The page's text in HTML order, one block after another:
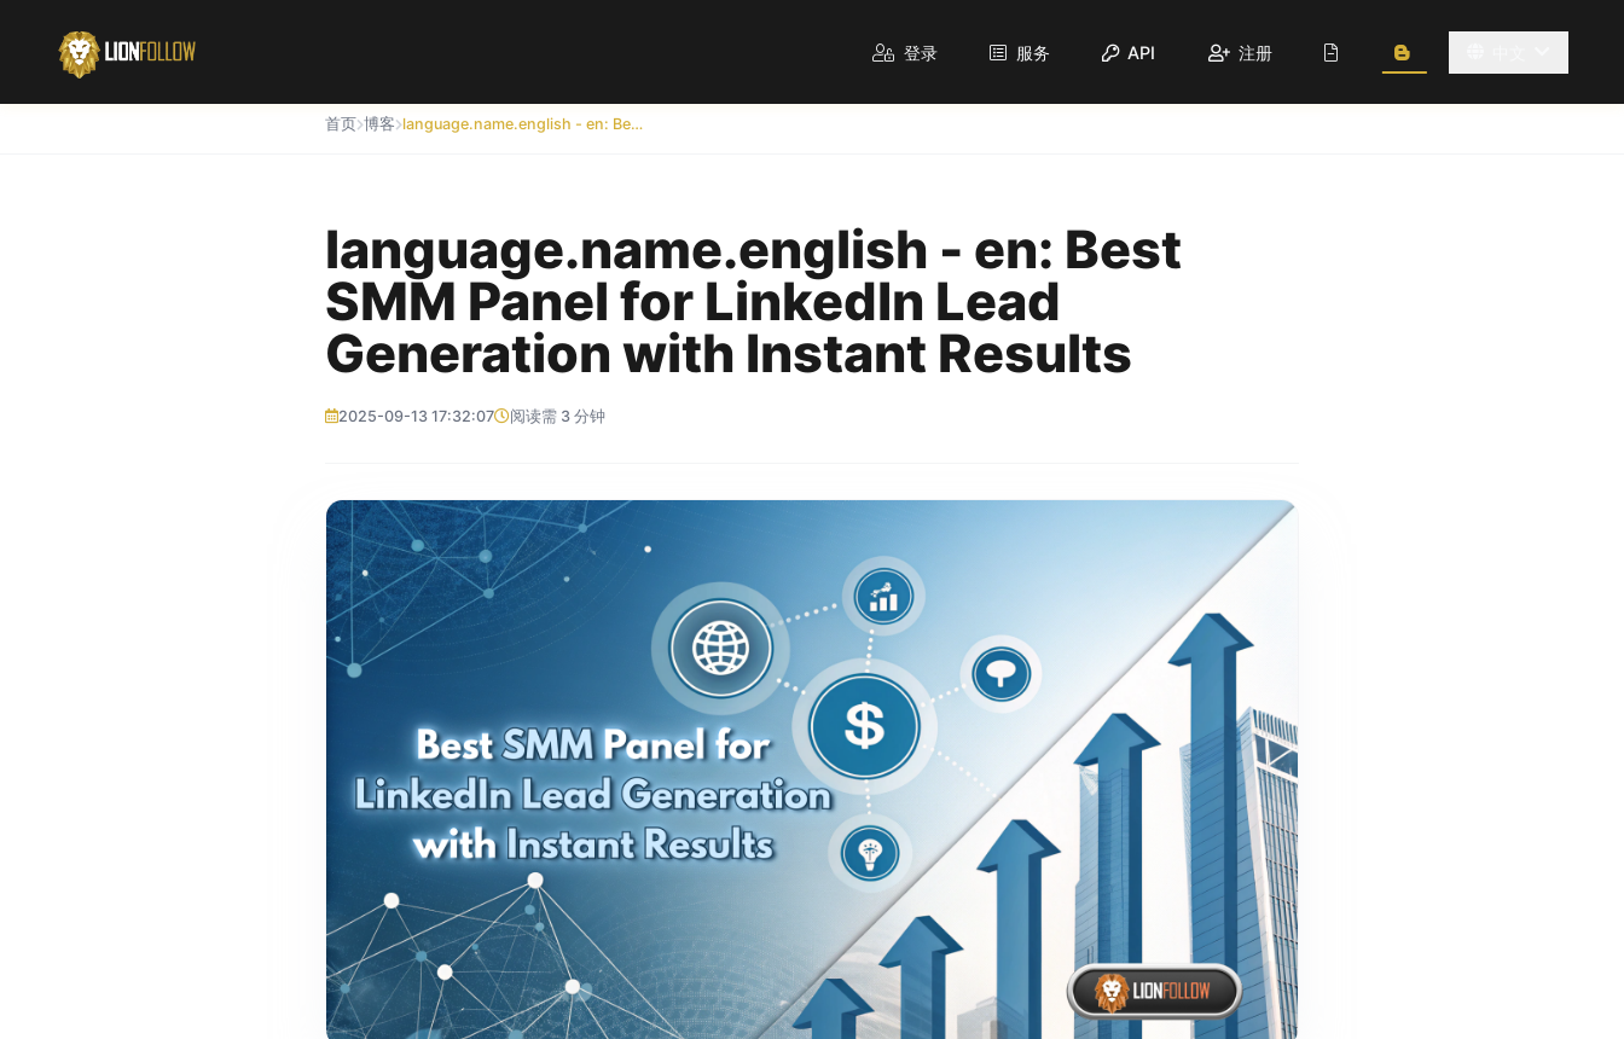
登录 服务 API 注册
首页 博客 language.name.english - en: Best SMM Panel for LinkedIn Lead Generation with Instant Results
language.name.english - en: Best
SMM Panel for LinkedIn Lead
Generation with Instant Results
2025-09-13 17:32:07 阅读需 3 分钟